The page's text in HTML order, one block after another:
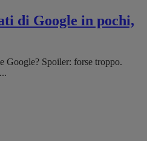
di Google in pochi,
Google? Spoiler: forse troppo.